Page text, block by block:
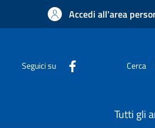
Accedi all'area
Seguici su Cerca
Tutti gli